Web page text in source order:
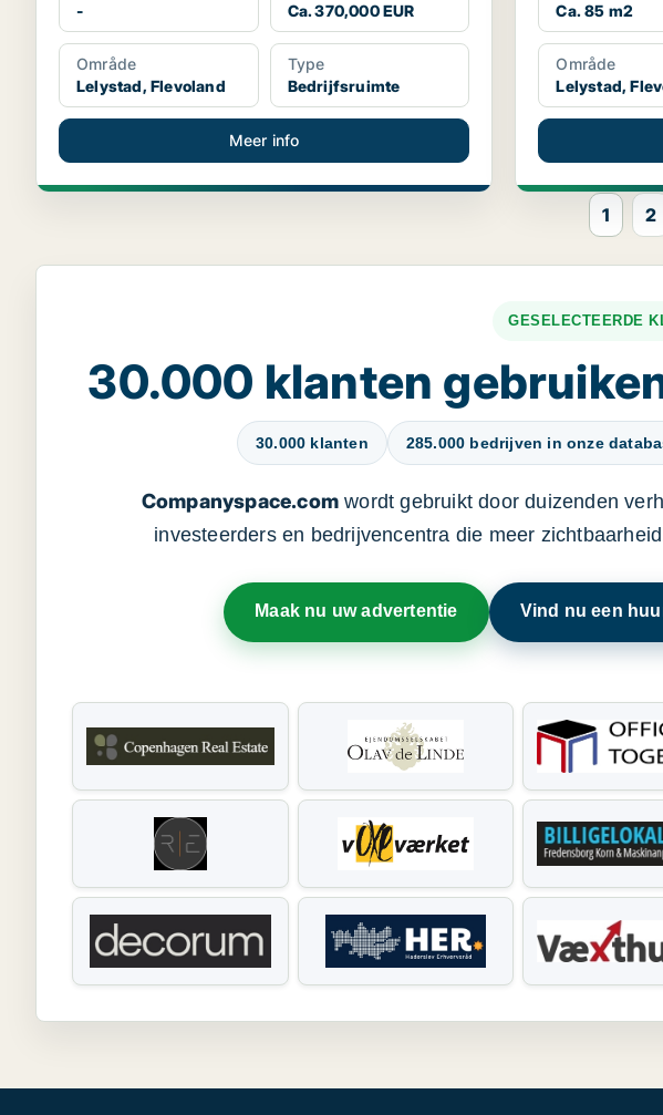
-
Ca. 370,000 EUR
Område
Lelystad, Flevoland
Type
Bedrijfsruimte
Meer info
Ca. 85 m2
Område
Lelystad,
1 2
GESELECTEERDE
30.000 klanten
30.000 klanten 285.000 bedrijven in onze
Companyspace.com wordt gebruikt door duizenden
investeerders en bedrijvencentra die meer
Maak nu uw advertentie Vind nu een